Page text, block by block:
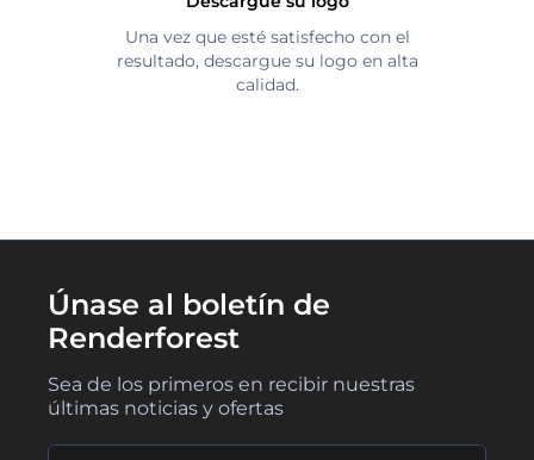
Una vez que esté satisfecho con el
resultado, descargue su logo en alta
calidad.
Únase al boletín de
Renderforest
Sea de los primeros en recibir nuestras
últimas noticias y ofertas